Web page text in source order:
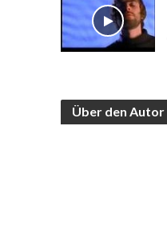
Über den Autor